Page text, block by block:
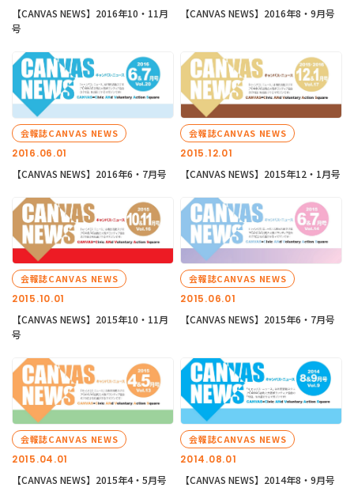
【CANVAS NEWS】2016年10・11月
号
【CANVAS NEWS】2016年8・9月号
2016.06.01
会報誌CANVAS NEWS
【CANVAS NEWS】2016年6・7月号
2015.12.01
会報誌CANVAS NEWS
【CANVAS NEWS】2015年12・1月号
2015.10.01
会報誌CANVAS NEWS
【CANVAS NEWS】2015年10・11月
号
2015.06.01
会報誌CANVAS NEWS
【CANVAS NEWS】2015年6・7月号
2015.04.01
会報誌CANVAS NEWS
【CANVAS NEWS】2015年4・5月号
2014.08.01
会報誌CANVAS NEWS
【CANVAS NEWS】2014年8・9月号